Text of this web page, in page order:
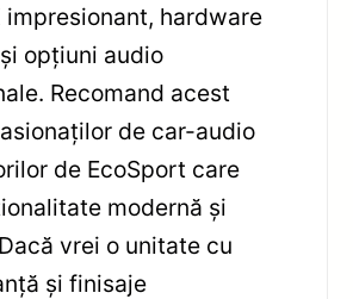
impresionant, hardware
opțiuni audio
Recomand acest
de car-audio
de EcoSport care
modernă și
vrei o unitate cu
și finisaje